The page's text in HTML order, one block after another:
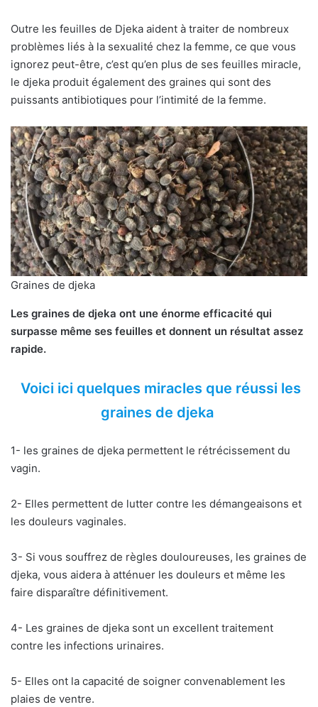
Outre les feuilles de Djeka aident à traiter de nombreux
problèmes liés à la sexualité chez la femme, ce que vous
ignorez peut-être, c’est qu’en plus de ses feuilles miracle,
le djeka produit également des graines qui sont des
puissants antibiotiques pour l’intimité de la femme.
Graines de djeka
Les graines de djeka ont une énorme efficacité qui
surpasse même ses feuilles et donnent un résultat assez
rapide.
Voici ici quelques miracles que réussi les
graines de djeka
1- les graines de djeka permettent le rétrécissement du
vagin.
2- Elles permettent de lutter contre les démangeaisons et
les douleurs vaginales.
3- Si vous souffrez de règles douloureuses, les graines de
djeka, vous aidera à atténuer les douleurs et même les
faire disparaître définitivement.
4- Les graines de djeka sont un excellent traitement
contre les infections urinaires.
5- Elles ont la capacité de soigner convenablement les
plaies de ventre.